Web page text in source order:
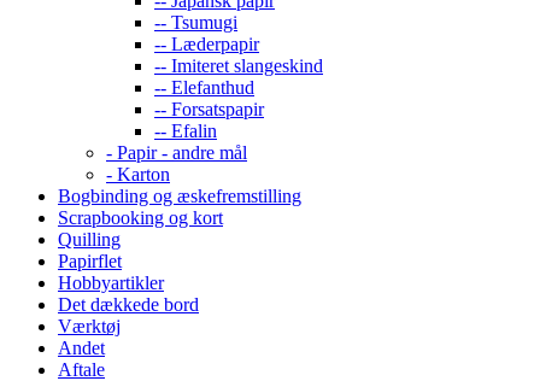
-- Tsumugi
-- Læderpapir
-- Imiteret slangeskind
-- Elefanthud
-- Forsatspapir
-- Efalin
- Papir - andre mål
- Karton
Bogbinding og æskefremstilling
Scrapbooking og kort
Quilling
Papirflet
Hobbyartikler
Det dækkede bord
Værktøj
Andet
Aftale